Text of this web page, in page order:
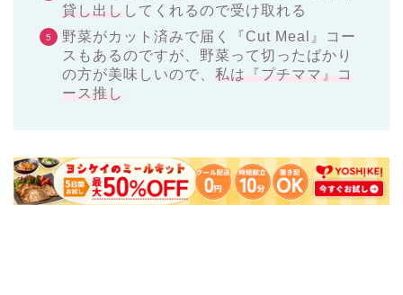
貸し出し してくれるので受け取れる
野菜がカット済みで届く『Cut Meal』コー
スもあるのですが、野菜って切ったばかり
の方が美味しいので、 私は『プチママ』コ
ース推し